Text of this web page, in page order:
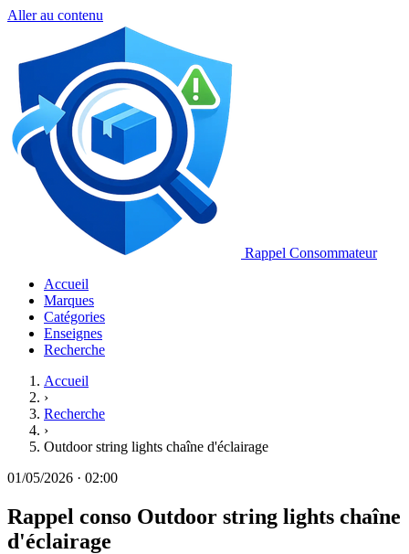
Aller au contenu
Rappel Consommateur
Accueil
Marques
Catégories
Enseignes
Recherche
Accueil
›
Recherche
›
Outdoor string lights chaîne d'éclairage
01/05/2026 · 02:00
Rappel conso Outdoor string lights chaîne
d'éclairage